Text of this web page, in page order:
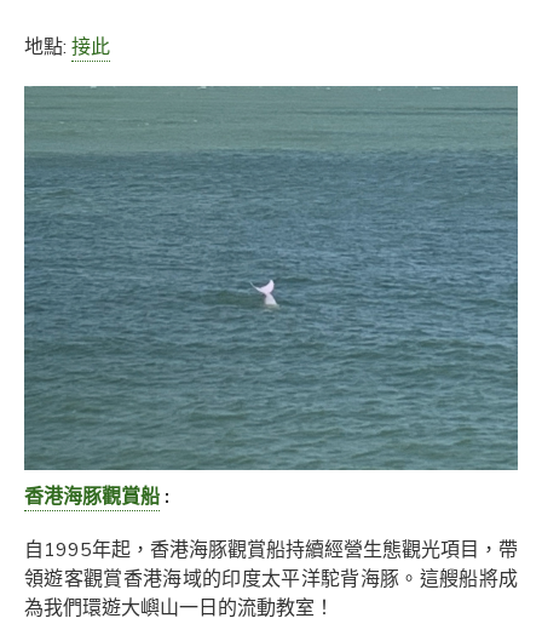
地點: 接此
香港海豚觀賞船 :
自1995年起，香港海豚觀賞船持續經營生態觀光項目，帶
領遊客觀賞香港海域的印度太平洋駝背海豚。這艘船將成
為我們環遊大嶼山一日的流動教室！